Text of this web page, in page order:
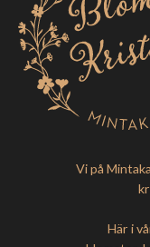
Vi på
Här i